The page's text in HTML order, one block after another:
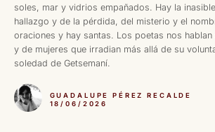
soles, mar y vidrios empañados. Hay la
hallazgo y de la pérdida, del misterio y el
oraciones y hay santas. Los poetas nos
y de mujeres que irradian más allá de su
soledad de Getsemaní.
GUADALUPE PÉREZ RECALDE
18/06/2026